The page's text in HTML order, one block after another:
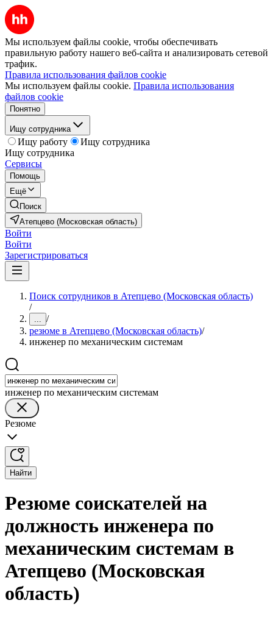
Мы используем файлы cookie, чтобы обеспечивать
правильную работу нашего веб-сайта и анализировать сетевой
трафик.
Правила использования файлов cookie
Мы используем файлы cookie. Правила использования
файлов cookie
Понятно
Ищу сотрудника
Ищу работу
Ищу сотрудника
Ищу сотрудника
Сервисы
Помощь
Ещё
Поиск
Атепцево (Московская область)
Войти
Войти
Зарегистрироваться
Поиск сотрудников в Атепцево (Московская область)
/
... /
резюме в Атепцево (Московская область)/
инженер по механическим системам
инженер по механическим системам
Резюме
Найти
Резюме соискателей на
должность инженера по
механическим системам в
Атепцево (Московская
область)